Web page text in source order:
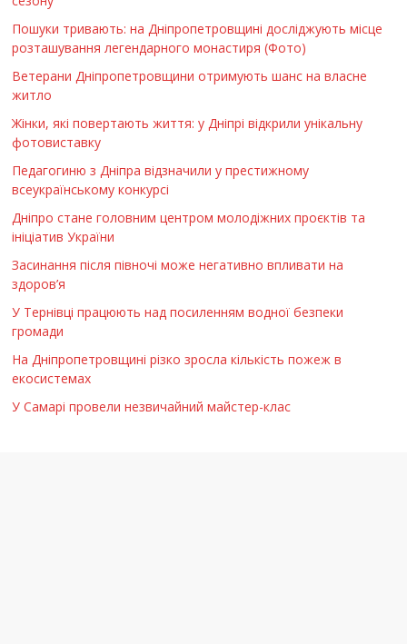
Пошуки тривають: на Дніпропетровщині досліджують місце
розташування легендарного монастиря (Фото)
Ветерани Дніпропетровщини отримують шанс на власне
житло
Жінки, які повертають життя: у Дніпрі відкрили унікальну
фотовиставку
Педагогиню з Дніпра відзначили у престижному
всеукраїнському конкурсі
Дніпро стане головним центром молодіжних проєктів та
ініціатив України
Засинання після півночі може негативно впливати на
здоров’я
У Тернівці працюють над посиленням водної безпеки
громади
На Дніпропетровщині різко зросла кількість пожеж в
екосистемах
У Самарі провели незвичайний майстер-клас